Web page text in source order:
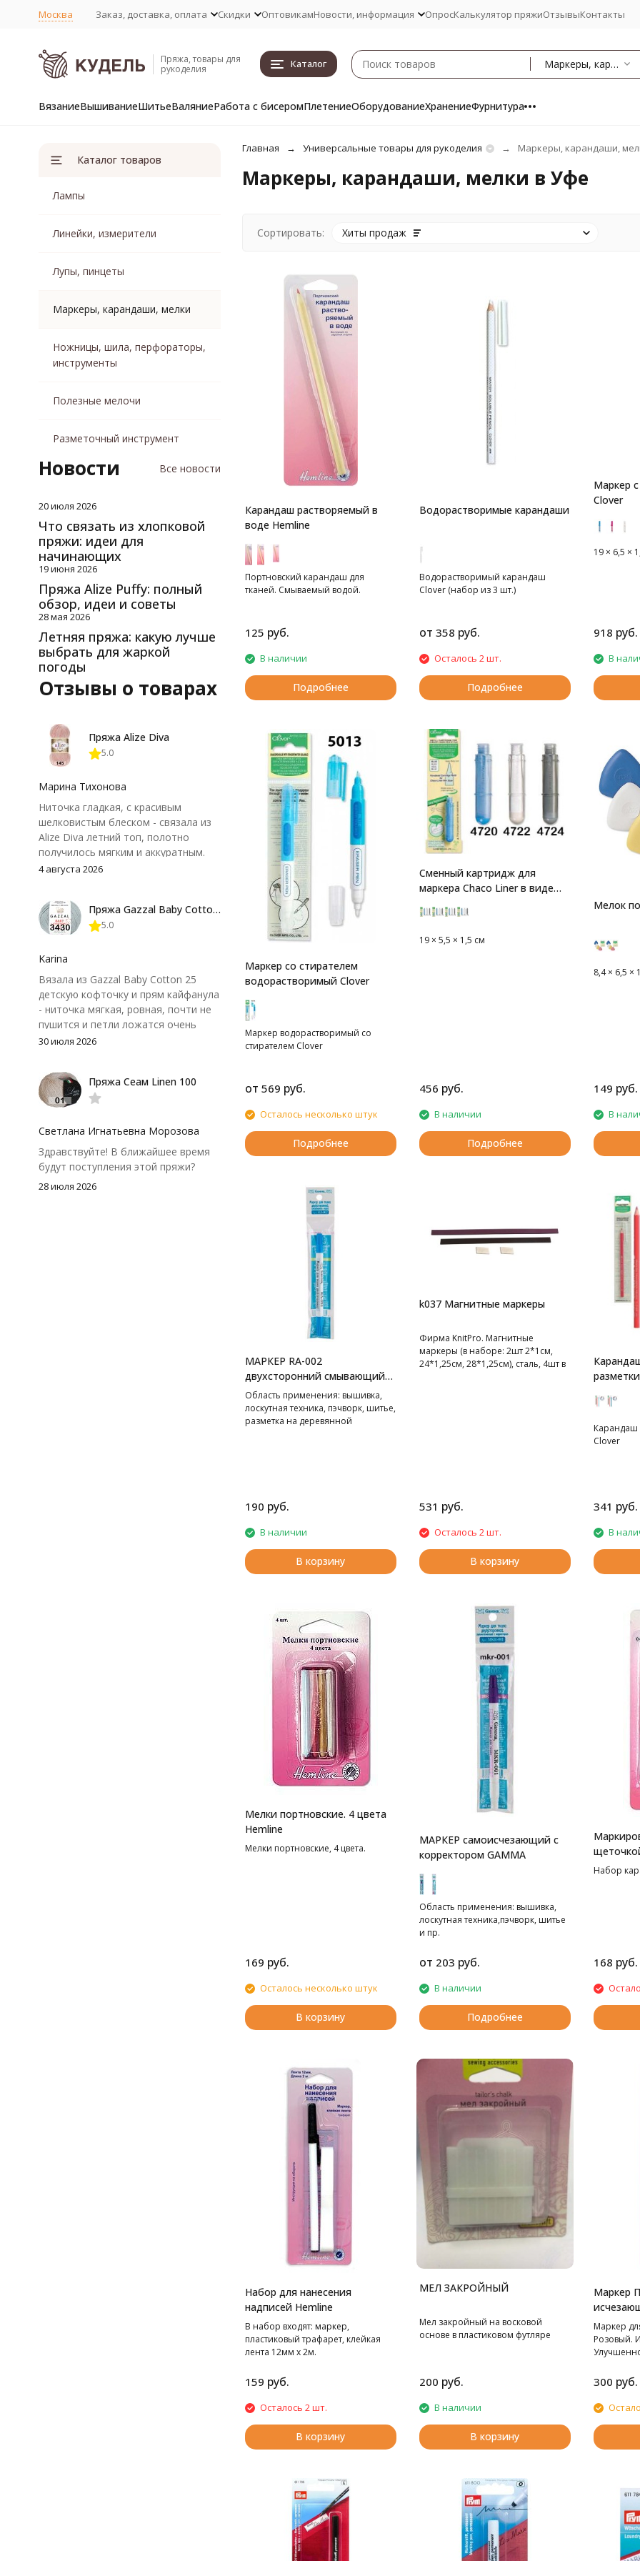
Москва Заказ, доставка, оплата Скидки ОптовикамНовости, информация ОпросКалькулятор пряжиОтзывыКонтакты
Пряжа, товары для
рукоделия
Каталог Маркеры, карандаши, мелки
ВязаниеВышиваниеШитьеВаляниеРабота с бисеромПлетениеОборудованиеХранениеФурнитура
Главная Универсальные товары для рукоделия Маркеры, карандаши,
Маркеры, карандаши, мелки в Уфе
Сортировать: Хиты продаж
Карандаш растворяемый в
воде Hemline
Портновский карандаш для
тканей. Смываемый водой.
125 руб.
В наличии
Подробнее
Водорастворимые карандаши
Водорастворимый карандаш
Clover (набор из 3 шт.)
от 358 руб.
Осталось 2 шт.
Подробнее
Маркер
Clover
19 × 6,5 ×
918 руб.
В
Маркер со стирателем
водорастворимый Clover
Маркер водорастворимый со
стирателем Clover
от 569 руб.
Осталось несколько штук
Подробнее
Сменный картридж для
маркера Chaco Liner в виде
19 × 5,5 × 1,5 см
456 руб.
В наличии
Подробнее
Мелок
8,4 × 6,5 ×
149 руб.
В
МАРКЕР RA-002
двухсторонний смывающийся
GAMMA
Область применения: вышивка,
лоскутная техника, пэчворк, шитье,
разметка на деревянной
190 руб.
В наличии
В корзину
k037 Магнитные маркеры
Фирма KnitPro. Магнитные
маркеры (в наборе: 2шт 2*1см,
24*1,25см, 28*1,25см), сталь, 4шт в
531 руб.
Осталось 2 шт.
В корзину
Карандаш
Clover
341 руб.
В
Мелки портновские. 4 цвета
Hemline
Мелки портновские, 4 цвета.
169 руб.
Осталось несколько штук
В корзину
МАРКЕР самоисчезающий с
корректором GAMMA
Область применения: вышивка,
лоскутная техника,пэчворк, шитье
и пр.
от 203 руб.
В наличии
Подробнее
Набор
168 руб.
Набор для нанесения
надписей Hemline
В набор входят: маркер,
пластиковый трафарет, клейкая
лента 12мм х 2м.
159 руб.
Осталось 2 шт.
В корзину
МЕЛ ЗАКРОЙНЫЙ
Мел закройный на восковой
основе в пластиковом футляре
200 руб.
В наличии
В корзину
Маркер
Hemline
Маркер
Розовый.
300 руб.
Каталог товаров
Лампы
Линейки, измерители
Лупы, пинцеты
Маркеры, карандаши, мелки
Ножницы, шила, перфораторы,
инструменты
Полезные мелочи
Разметочный инструмент
Новости Все новости
20 июля 2026
Что связать из хлопковой
пряжи: идеи для
начинающих
19 июня 2026
Пряжа Alize Puffy: полный
обзор, идеи и советы
28 мая 2026
Летняя пряжа: какую лучше
выбрать для жаркой
погоды
Отзывы о товарах
Пряжа Alize Diva
5.0
Марина Тихонова
Ниточка гладкая, с красивым
шелковистым блеском - связала из
Alize Diva летний топ, полотно
получилось мягким и аккуратным.
Петли хорошо видны, вяжется
нюанс - пряжа немного скользит и
иногда расслаивается, пришлось
крючок поудобнее.
4 августа 2026
Пряжа Gazzal Baby Cotton 25
5.0
Karina
Вязала из Gazzal Baby Cotton 25
детскую кофточку и прям кайфанула
- ниточка мягкая, ровная, почти не
пушится и петли ложатся очень
аккуратно. После стирки полотно
потеряло, цвет тоже не стал
тусклее. Единственный нюанс -
моточки маленькие, расход лучше
чуть-чуть не хватило))
30 июля 2026
Пряжа Сеам Linen 100
Светлана Игнатьевна Морозова
Здравствуйте! В ближайшее время
будут поступления этой пряжи?
28 июля 2026